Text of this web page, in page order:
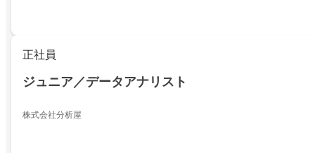
正社員
ジュニア／データアナリスト
株式会社分析屋